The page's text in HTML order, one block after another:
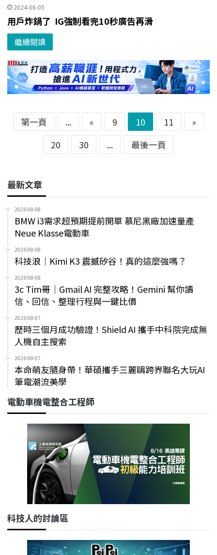
2024-06-05
用戶炸鍋了 IG強制看完10秒廣告再滑
繼續閱讀
第一頁 ... « 9 10 11
»
20
30 ... 最後一頁
最新文章
2026-08-08
BMW i3需求超預期提前開單 慕尼黑廠加速量產
Neue Klasse電動車
2026-08-08
科技浪｜Kimi K3 震撼矽谷！真的這麼強嗎？
2026-08-08
3c Tim哥｜Gmail AI 完整攻略！Gemini 幫你讀
信、回信、整理行程與一鍵比價
2026-08-07
歷時三個月成功驗證！Shield AI 攜手中科院完成無
人機自主搜索
2026-08-07
本命萌友隨身帶！華碩攜手三麗鷗跨界聯名大玩AI
筆電潮流美學
電動車機電整合工程師
科技人的討論區